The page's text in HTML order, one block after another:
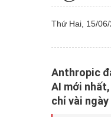
Thứ Hai, 15/
Anthropic
AI mới
chỉ vài